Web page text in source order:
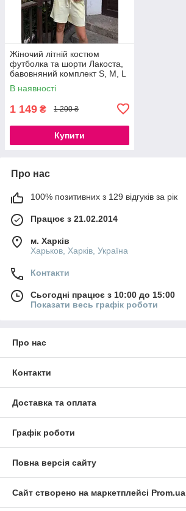
Жіночий літній костюм
футболка та шорти Лакоста,
бавовняний комплект S, M, L
В наявності
1 149 ₴ 1 200 ₴
Купити
Про нас
100% позитивних з 129 відгуків за рік
Працює з 21.02.2014
м. Харків
Харьков, Харків, Україна
Контакти
Сьогодні працює з 10:00 до 15:00
Показати весь графік роботи
Про нас
Контакти
Доставка та оплата
Графік роботи
Повна версія сайту
Сайт створено на маркетплейсі Prom.ua